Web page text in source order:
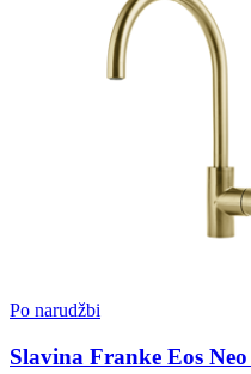
Po narudžbi
Slavina Franke Eos